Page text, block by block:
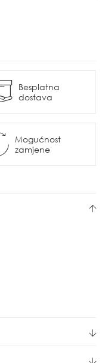
Besplatna
dostava
Mogućnost
zamjene